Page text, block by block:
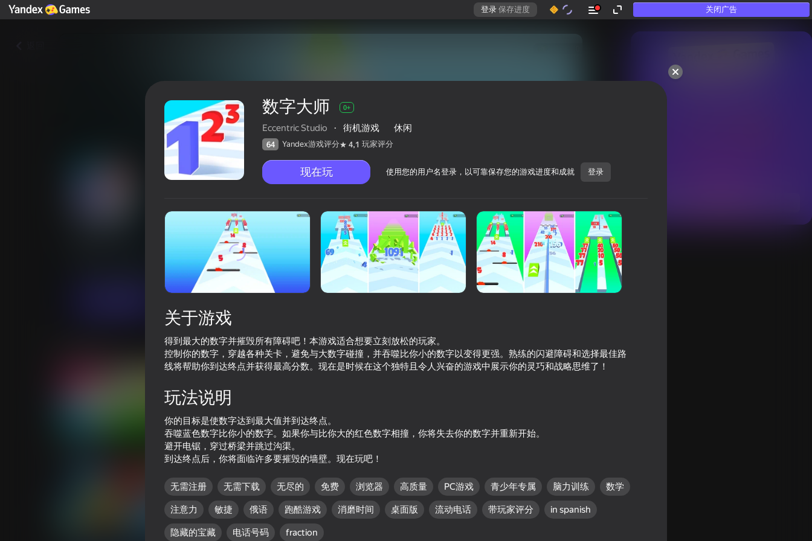
登录 保存进度 关闭广告
连“不玩游戏”的人也喜欢
玩家评分 0+
Eccentric Studio
68
Gun Clone!
65 64
80
数字大师 0+
Eccentric Studio · 街机游戏 休闲
64 Yandex游戏评分 4,1 玩家评分
现在玩 使用您的用户名登录，以可靠保存您的游戏进度和成就 登录
关于游戏
得到最大的数字并摧毁所有障碍吧！本游戏适合想要立刻放松的玩家。
控制你的数字，穿越各种关卡，避免与大数字碰撞，并吞噬比你小的数字以变得更强。熟练的闪避障碍和选择最佳路
线将帮助你到达终点并获得最高分数。现在是时候在这个独特且令人兴奋的游戏中展示你的灵巧和战略思维了！
玩法说明
你的目标是使数字达到最大值并到达终点。
吞噬蓝色数字比你小的数字。如果你与比你大的红色数字相撞，你将失去你的数字并重新开始。
避开电锯，穿过桥梁并跳过沟渠。
到达终点后，你将面临许多要摧毁的墙壁。现在玩吧！
无需注册 无需下载 无尽的 免费 浏览器 高质量 PC游戏 青少年专属 脑力训练 数学
注意力 敏捷 俄语 跑酷游戏 消磨时间 桌面版 流动电话 带玩家评分 in spanish
隐藏的宝藏 电话号码 fraction